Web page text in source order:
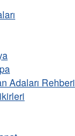
Adaları Rehberi